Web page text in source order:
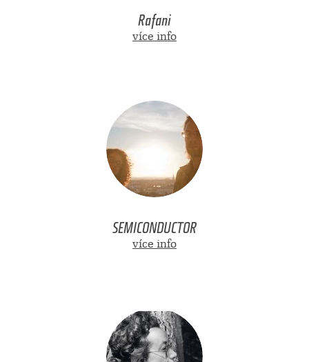
Rafani
více info
SEMICONDUCTOR
více info